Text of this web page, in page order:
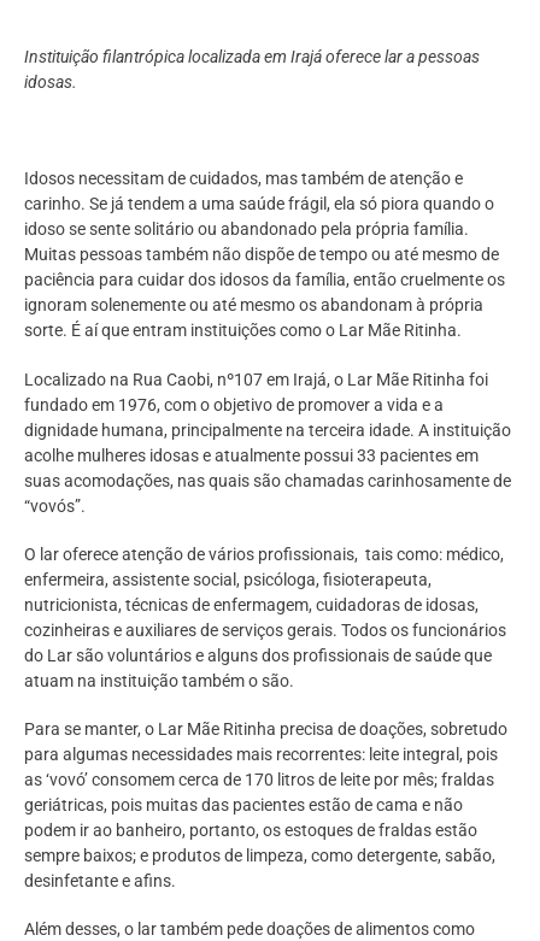
Instituição filantrópica localizada em Irajá oferece lar a pessoas
idosas.
Idosos necessitam de cuidados, mas também de atenção e
carinho. Se já tendem a uma saúde frágil, ela só piora quando o
idoso se sente solitário ou abandonado pela própria família.
Muitas pessoas também não dispõe de tempo ou até mesmo de
paciência para cuidar dos idosos da família, então cruelmente os
ignoram solenemente ou até mesmo os abandonam à própria
sorte. É aí que entram instituições como o Lar Mãe Ritinha.
Localizado na Rua Caobi, nº107 em Irajá, o Lar Mãe Ritinha foi
fundado em 1976, com o objetivo de promover a vida e a
dignidade humana, principalmente na terceira idade. A instituição
acolhe mulheres idosas e atualmente possui 33 pacientes em
suas acomodações, nas quais são chamadas carinhosamente de
“vovós”.
O lar oferece atenção de vários profissionais, tais como: médico,
enfermeira, assistente social, psicóloga, fisioterapeuta,
nutricionista, técnicas de enfermagem, cuidadoras de idosas,
cozinheiras e auxiliares de serviços gerais. Todos os funcionários
do Lar são voluntários e alguns dos profissionais de saúde que
atuam na instituição também o são.
Para se manter, o Lar Mãe Ritinha precisa de doações, sobretudo
para algumas necessidades mais recorrentes: leite integral, pois
as ‘vovó’ consomem cerca de 170 litros de leite por mês; fraldas
geriátricas, pois muitas das pacientes estão de cama e não
podem ir ao banheiro, portanto, os estoques de fraldas estão
sempre baixos; e produtos de limpeza, como detergente, sabão,
desinfetante e afins.
Além desses, o lar também pede doações de alimentos como